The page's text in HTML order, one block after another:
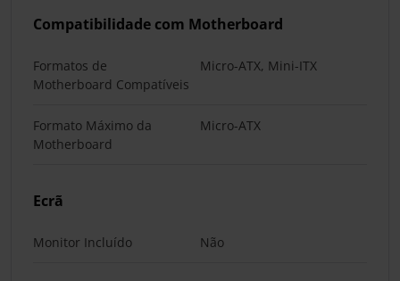
Compatibilidade com Motherboard
Formatos de
Motherboard Compatíveis
Micro-ATX, Mini-ITX
Formato Máximo da
Motherboard
Micro-ATX
Ecrã
Monitor Incluído Não